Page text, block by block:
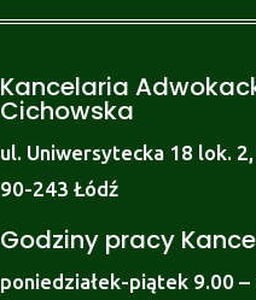
Kancelaria
Cichowska
ul. Uniwersytecka 18 lok.
90-243 Łódź
Godziny pracy
poniedziałek-piątek 9.00 –